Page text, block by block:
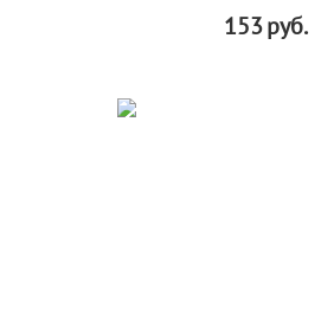
153руб.